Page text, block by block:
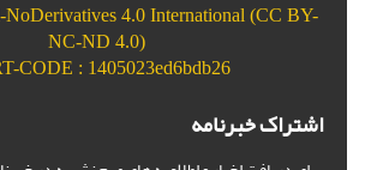
NoDerivatives 4.0 International (CC BY-
NC-ND 4.0)
CODE : 1405023ed6bdb26
اشتراک خبرنامه